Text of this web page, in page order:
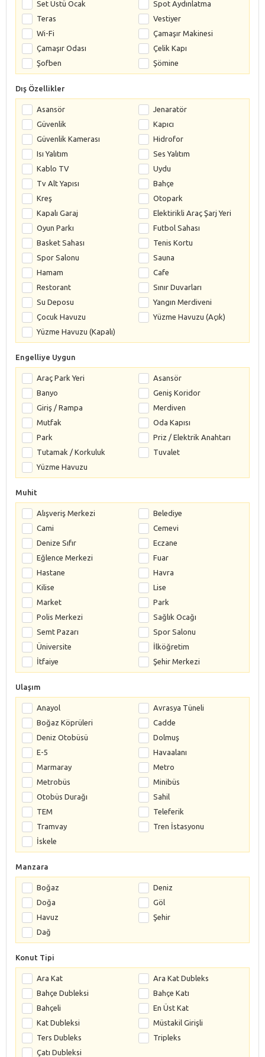
Set Üstü Ocak
Spot Aydınlatma
Teras
Vestiyer
Wi-Fi
Çamaşır Makinesi
Çamaşır Odası
Çelik Kapı
Şofben
Şömine
Dış Özellikler
Asansör
Jenaratör
Güvenlik
Kapıcı
Güvenlik Kamerası
Hidrofor
Isı Yalıtım
Ses Yalıtım
Kablo TV
Uydu
Tv Alt Yapısı
Bahçe
Kreş
Otopark
Kapalı Garaj
Elektirikli Araç Şarj Yeri
Oyun Parkı
Futbol Sahası
Basket Sahası
Tenis Kortu
Spor Salonu
Sauna
Hamam
Cafe
Restorant
Sınır Duvarları
Su Deposu
Yangın Merdiveni
Çocuk Havuzu
Yüzme Havuzu (Açık)
Yüzme Havuzu (Kapalı)
Engelliye Uygun
Araç Park Yeri
Asansör
Banyo
Geniş Koridor
Giriş / Rampa
Merdiven
Mutfak
Oda Kapısı
Park
Priz / Elektrik Anahtarı
Tutamak / Korkuluk
Tuvalet
Yüzme Havuzu
Muhit
Alışveriş Merkezi
Belediye
Cami
Cemevi
Denize Sıfır
Eczane
Eğlence Merkezi
Fuar
Hastane
Havra
Kilise
Lise
Market
Park
Polis Merkezi
Sağlık Ocağı
Semt Pazarı
Spor Salonu
Üniversite
İlköğretim
İtfaiye
Şehir Merkezi
Ulaşım
Anayol
Avrasya Tüneli
Boğaz Köprüleri
Cadde
Deniz Otobüsü
Dolmuş
E-5
Havaalanı
Marmaray
Metro
Metrobüs
Minibüs
Otobüs Durağı
Sahil
TEM
Teleferik
Tramvay
Tren İstasyonu
İskele
Manzara
Boğaz
Deniz
Doğa
Göl
Havuz
Şehir
Dağ
Konut Tipi
Ara Kat
Ara Kat Dubleks
Bahçe Dubleksi
Bahçe Katı
Bahçeli
En Üst Kat
Kat Dubleksi
Müstakil Girişli
Ters Dubleks
Tripleks
Çatı Dubleksi